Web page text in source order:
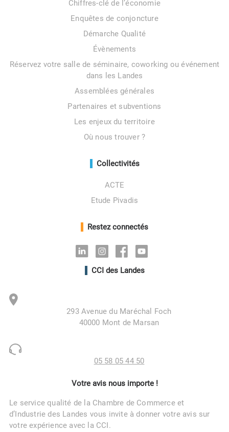
Chiffres-clé de l’économie
Enquêtes de conjoncture
Démarche Qualité
Évènements
Réservez votre salle de séminaire, coworking ou événement
dans les Landes
Assemblées générales
Partenaires et subventions
Les enjeux du territoire
Où nous trouver ?
Collectivités
ACTE
Etude Pivadis
Restez connectés
LinkedinInstagramFacebookYoutube
CCI des Landes
293 Avenue du Maréchal Foch
40000 Mont de Marsan
05 58 05 44 50
Votre avis nous importe !
Le service qualité de la Chambre de Commerce et
d’Industrie des Landes vous invite à donner votre avis sur
votre expérience avec la CCI.